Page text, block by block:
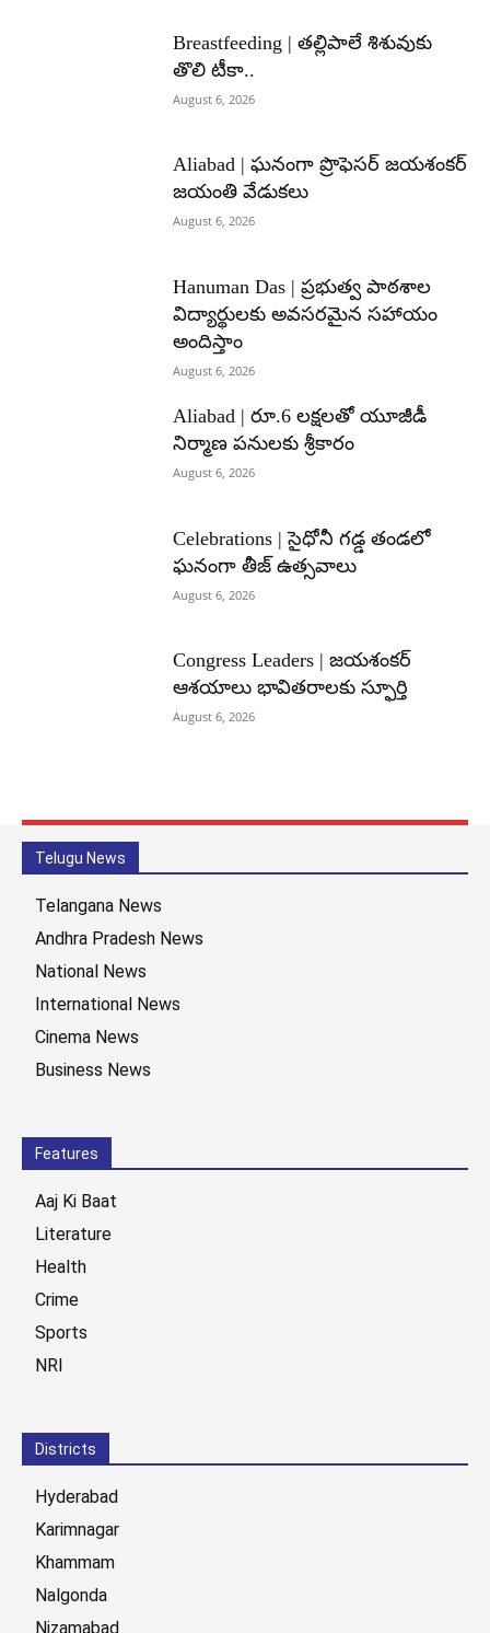
Breastfeeding | తల్లిపాలే శిశువుకు
తొలి టీకా..
August 6, 2026
Aliabad | ఘనంగా ప్రొఫెసర్ జయశంకర్
జయంతి వేడుకలు
August 6, 2026
Hanuman Das | ప్రభుత్వ పాఠశాల
విద్యార్థులకు అవసరమైన సహాయం
అందిస్తాం
August 6, 2026
Aliabad | రూ.6 లక్షలతో యూజీడీ
నిర్మాణ పనులకు శ్రీకారం
August 6, 2026
Celebrations | సైధోనీ గడ్డ తండలో
ఘనంగా తీజ్ ఉత్సవాలు
August 6, 2026
Congress Leaders | జయశంకర్
ఆశయాలు భావితరాలకు స్ఫూర్తి
August 6, 2026
Telugu News
Telangana News
Andhra Pradesh News
National News
International News
Cinema News
Business News
Features
Aaj Ki Baat
Literature
Health
Crime
Sports
NRI
Districts
Hyderabad
Karimnagar
Khammam
Nalgonda
Nizamabad